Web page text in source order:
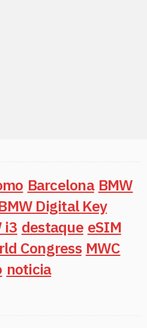
Barcelona BMW
Digital Key
i3 destaque eSIM
Congress MWC
noticia